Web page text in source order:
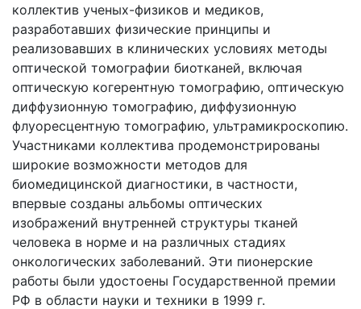
коллектив ученых-физиков и медиков,
разработавших физические принципы и
реализовавших в клинических условиях методы
оптической томографии биотканей, включая
оптическую когерентную томографию, оптическую
диффузионную томографию, диффузионную
флуоресцентную томографию, ультрамикроскопию.
Участниками коллектива продемонстрированы
широкие возможности методов для
биомедицинской диагностики, в частности,
впервые созданы альбомы оптических
изображений внутренней структуры тканей
человека в норме и на различных стадиях
онкологических заболеваний. Эти пионерские
работы были удостоены Государственной премии
РФ в области науки и техники в 1999 г.